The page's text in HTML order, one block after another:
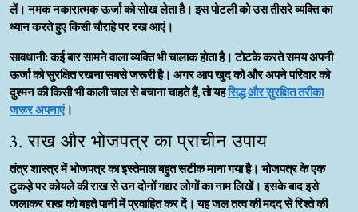
लें। नमक नकारात्मक ऊर्जा को सोख लेता है। इस पोटली को उस तीसरे व्यक्ति का
ध्यान करते हुए किसी चौराहे पर रख आएं।
सावधानी:कई बार सामने वाला व्यक्ति भी चालाक होता है। टोटके करते समय अपनी
ऊर्जा को सुरक्षित रखना सबसे जरूरी है। अगर आप खुद को और अपने परिवार को
दुश्मन की किसी भी काली चाल से बचाना चाहते हैं, तो यहसिद्ध और सुरक्षित तरीका
जरूर अपनाएं।
3. राख और भोजपत्र का प्राचीन उपाय
तंत्र शास्त्र में भोजपत्र का इस्तेमाल बहुत सटीक माना गया है। भोजपत्र के एक
टुकड़े पर कोयले की राख से उन दोनों गद्दार लोगों का नाम लिखें। इसके बाद इसे
जलाकर राख को बहते पानी में प्रवाहित कर दें। यह जल तत्व की मदद से रिश्ते की